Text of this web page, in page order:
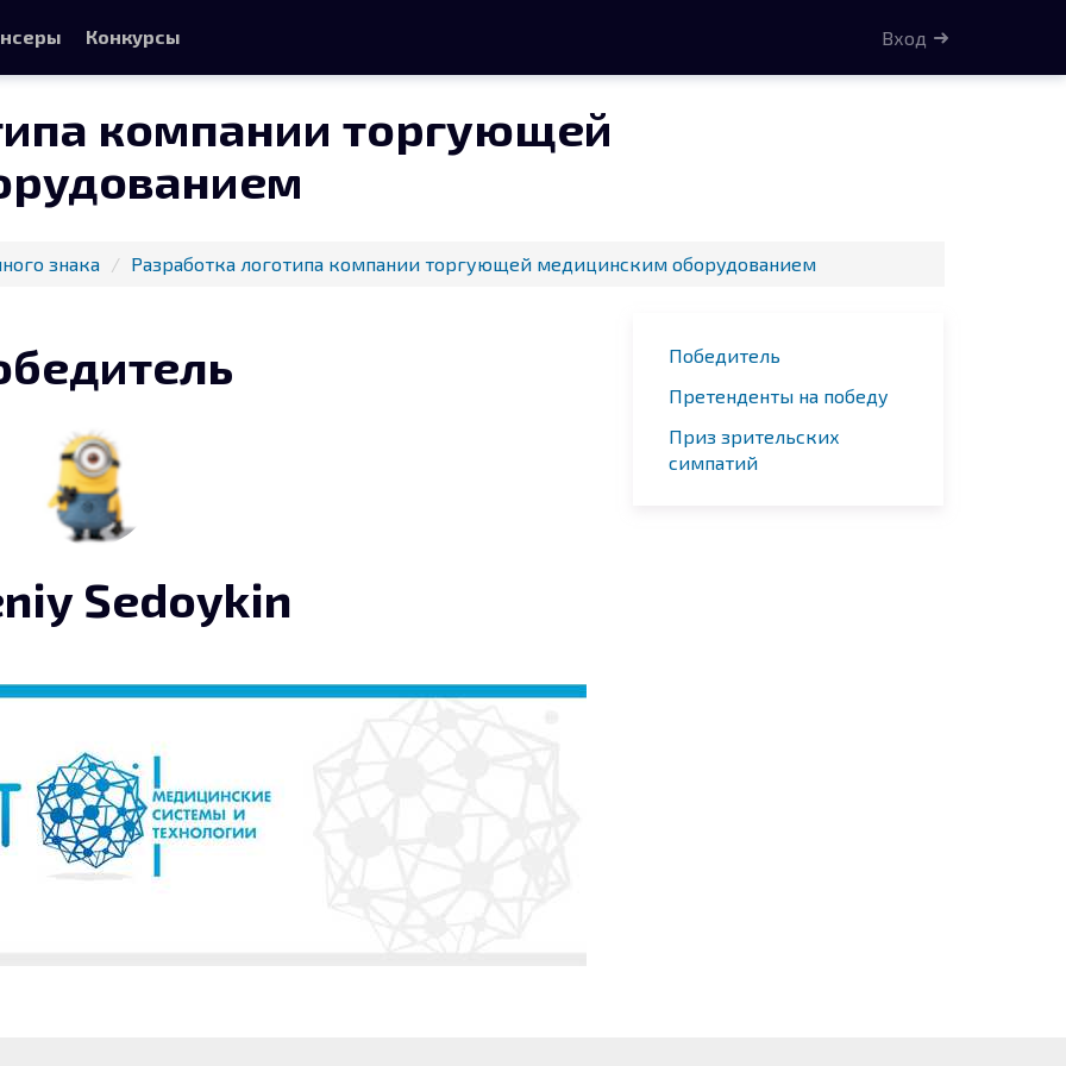
компании торгующей
знака Разработка логотипа компании торгующей медицинским оборудованием
Sedoykin
Победитель
Претенденты на победу
Приз зрительских
симпатий
Конкурсы Вход